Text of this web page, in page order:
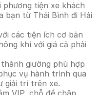
tiện xe khách
bạn từ Thái Bình đi Hải
các tiện ích cơ bản
khí với giá cả phải
giường phù hợp
vụ hành trình qua
giải trí trên xe.
VIP, chỗ để chân